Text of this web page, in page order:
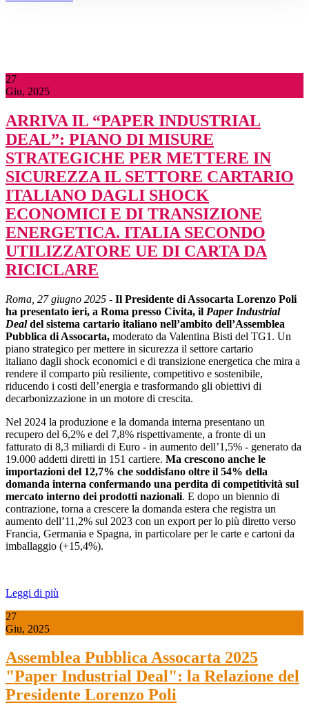
27
Giu, 2025
ARRIVA IL “PAPER INDUSTRIAL
DEAL”: PIANO DI MISURE
STRATEGICHE PER METTERE IN
SICUREZZA IL SETTORE CARTARIO
ITALIANO DAGLI SHOCK
ECONOMICI E DI TRANSIZIONE
ENERGETICA. ITALIA SECONDO
UTILIZZATORE UE DI CARTA DA
RICICLARE
Roma, 27 giugno 2025 - Il Presidente di Assocarta Lorenzo Poli
ha presentato ieri, a Roma presso Civita, il Paper Industrial
Dealdel sistema cartario italiano nell’ambito dell’Assemblea
Pubblica di Assocarta, moderato da Valentina Bisti del TG1. Un
piano strategico per mettere in sicurezza il settore cartario
italiano dagli shock economici e di transizione energetica che mira a
rendere il comparto più resiliente, competitivo e sostenibile,
riducendo i costi dell’energia e trasformando gli obiettivi di
decarbonizzazione in un motore di crescita.
Nel 2024 la produzione e la domanda interna presentano un
recupero del 6,2% e del 7,8% rispettivamente, a fronte di un
fatturato di 8,3 miliardi di Euro - in aumento dell’1,5% - generato da
19.000 addetti diretti in 151 cartiere. Ma crescono anche le
importazioni del 12,7% che soddisfano oltre il 54% della
domanda interna confermando una perdita di competitività sul
mercato interno dei prodotti nazionali. E dopo un biennio di
contrazione, torna a crescere la domanda estera che registra un
aumento dell’11,2% sul 2023 con un export per lo più diretto verso
Francia, Germania e Spagna, in particolare per le carte e cartoni da
imballaggio (+15,4%).
Leggi di più
27
Giu, 2025
Assemblea Pubblica Assocarta 2025
"Paper Industrial Deal": la Relazione del
Presidente Lorenzo Poli